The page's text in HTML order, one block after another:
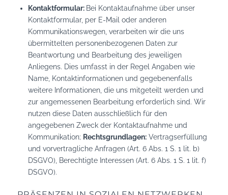
Kontaktformular: Bei Kontaktaufnahme über unser
Kontaktformular, per E-Mail oder anderen
Kommunikationswegen, verarbeiten wir die uns
übermittelten personenbezogenen Daten zur
Beantwortung und Bearbeitung des jeweiligen
Anliegens. Dies umfasst in der Regel Angaben wie
Name, Kontaktinformationen und gegebenenfalls
weitere Informationen, die uns mitgeteilt werden und
zur angemessenen Bearbeitung erforderlich sind. Wir
nutzen diese Daten ausschließlich für den
angegebenen Zweck der Kontaktaufnahme und
Kommunikation; Rechtsgrundlagen:Vertragserfüllung
und vorvertragliche Anfragen (Art. 6 Abs. 1 S. 1 lit. b)
DSGVO), Berechtigte Interessen (Art. 6 Abs. 1 S. 1 lit. f)
DSGVO).